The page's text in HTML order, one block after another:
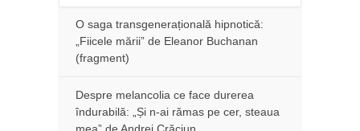
O saga transgenerațională hipnotică:
„Fiicele mării” de Eleanor Buchanan
(fragment)
Despre melancolia ce face durerea
îndurabilă: „Și n-ai rămas pe cer, steaua